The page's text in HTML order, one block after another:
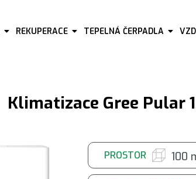
REKUPERACE TEPELNÁ ČERPADLA
Klimatizace Gree Pular
PROSTOR 100